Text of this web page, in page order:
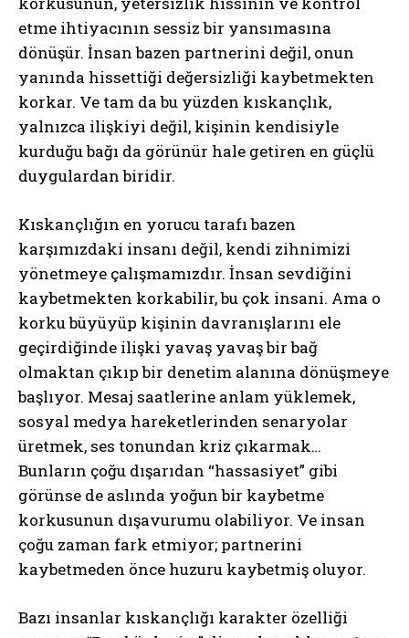
etme ihtiyacının sessiz bir yansımasına
dönüşür. İnsan bazen partnerini değil, onun
yanında hissettiği değersizliği kaybetmekten
korkar. Ve tam da bu yüzden kıskançlık,
yalnızca ilişkiyi değil, kişinin kendisiyle
kurduğu bağı da görünür hale getiren en güçlü
duygulardan biridir.
Kıskançlığın en yorucu tarafı bazen
karşımızdaki insanı değil, kendi zihnimizi
yönetmeye çalışmamızdır. İnsan sevdiğini
kaybetmekten korkabilir, bu çok insani. Ama o
korku büyüyüp kişinin davranışlarını ele
geçirdiğinde ilişki yavaş yavaş bir bağ
olmaktan çıkıp bir denetim alanına dönüşmeye
başlıyor. Mesaj saatlerine anlam yüklemek,
sosyal medya hareketlerinden senaryolar
üretmek, ses tonundan kriz çıkarmak…
Bunların çoğu dışarıdan “hassasiyet” gibi
görünse de aslında yoğun bir kaybetme
korkusunun dışavurumu olabiliyor. Ve insan
çoğu zaman fark etmiyor; partnerini
kaybetmeden önce huzuru kaybetmiş oluyor.
Bazı insanlar kıskançlığı karakter özelliği